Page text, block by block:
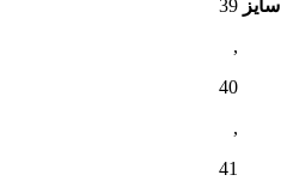
سایز 39
,
40
,
41